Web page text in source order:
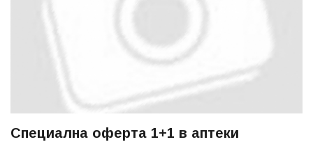
Специална оферта 1+1 в аптеки